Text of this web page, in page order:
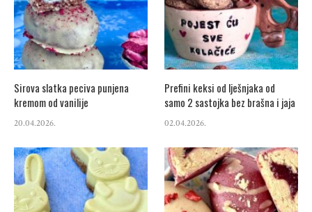
Sirova slatka peciva punjena
kremom od vanilije
20.04.2026.
Prefini keksi od lješnjaka od
samo 2 sastojka bez brašna i jaja
02.04.2026.